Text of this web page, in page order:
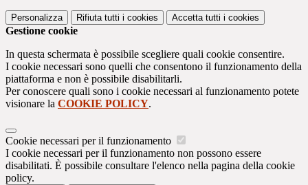
Personalizza Rifiuta tutti i cookies Accetta tutti i cookies
Gestione cookie
In questa schermata è possibile scegliere quali cookie consentire.
I cookie necessari sono quelli che consentono il funzionamento della
piattaforma e non è possibile disabilitarli.
Per conoscere quali sono i cookie necessari al funzionamento potete
visionare la COOKIE POLICY.
Cookie necessari per il funzionamento
I cookie necessari per il funzionamento non possono essere
disabilitati. È possibile consultare l'elenco nella pagina della cookie
policy.